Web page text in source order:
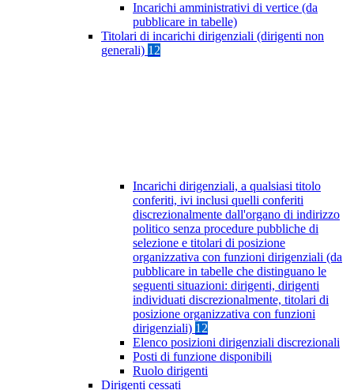
Incarichi amministrativi di vertice (da
pubblicare in tabelle)
Titolari di incarichi dirigenziali (dirigenti non
generali) 12
Incarichi dirigenziali, a qualsiasi titolo
conferiti, ivi inclusi quelli conferiti
discrezionalmente dall'organo di indirizzo
politico senza procedure pubbliche di
selezione e titolari di posizione
organizzativa con funzioni dirigenziali (da
pubblicare in tabelle che distinguano le
seguenti situazioni: dirigenti, dirigenti
individuati discrezionalmente, titolari di
posizione organizzativa con funzioni
dirigenziali) 12
Elenco posizioni dirigenziali discrezionali
Posti di funzione disponibili
Ruolo dirigenti
Dirigenti cessati